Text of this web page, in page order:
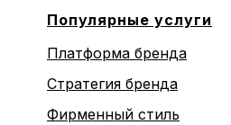
Популярные услуги
Платформа бренда
Стратегия бренда
Фирменный стиль